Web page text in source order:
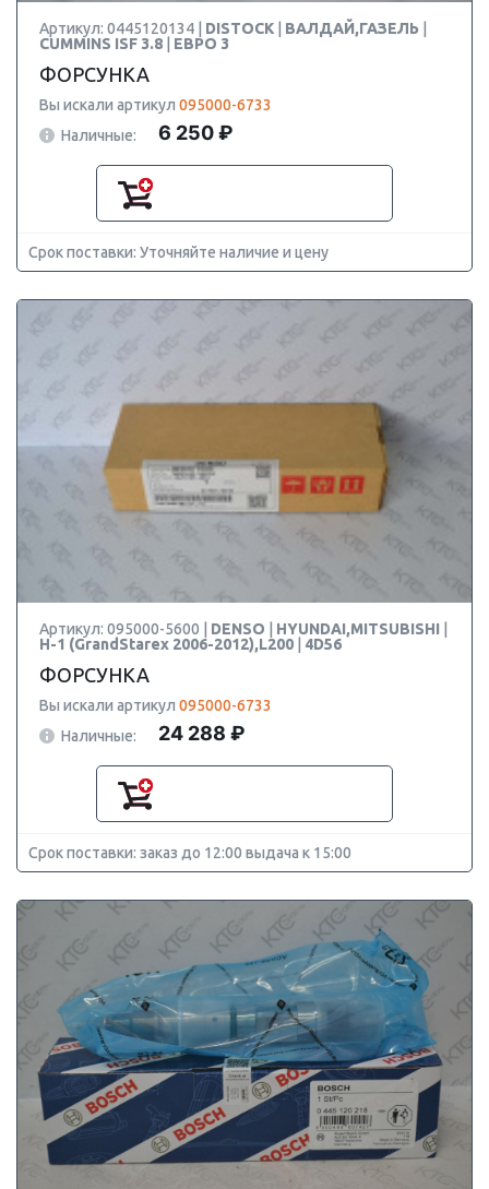
Артикул: 0445120134 | DISTOCK ВАЛДАЙ,ГАЗЕЛЬ
CUMMINS ISF 3.8
ЕВРО 3
ФОРСУНКА
Вы искали артикул 095000-6733
Наличные:
6 250 ₽
Срок поставки: Уточняйте наличие и цену
Артикул: 095000-5600 | DENSO HYUNDAI,MITSUBISHI
H-1 (GrandStarex 2006-2012),L200
4D56
ФОРСУНКА
Вы искали артикул 095000-6733
Наличные:
24 288 ₽
Срок поставки: заказ до 12:00 выдача к 15:00